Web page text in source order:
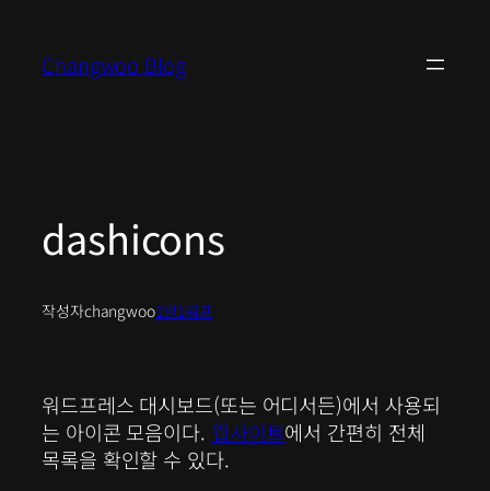
Changwoo Blog
dashicons
작성자changwoo1일1워프
워드프레스 대시보드(또는 어디서든)에서 사용되
는 아이콘 모음이다. 웹사이트에서 간편히 전체
목록을 확인할 수 있다.